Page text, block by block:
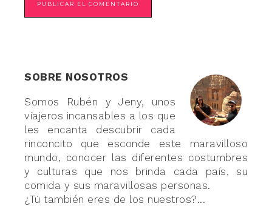
SOBRE NOSOTROS
Somos Rubén y Jeny, unos
viajeros incansables a los que
les encanta descubrir cada
rinconcito que esconde este maravilloso
mundo, conocer las diferentes costumbres
y culturas que nos brinda cada país, su
comida y sus maravillosas personas.
¿Tú también eres de los nuestros?...